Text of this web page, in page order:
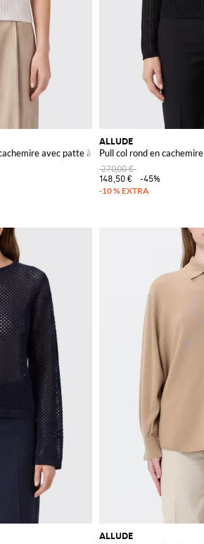
avec patte à cinq boutons
ALLUDE
Pull col rond en cachemire
270,00 €
148,50 €
-45%
ALLUDE